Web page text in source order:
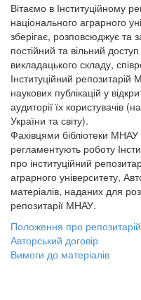
Вітаємо в Інституційному
національного аграрного
зберігає, розповсюджує та
постійний та вільний
викладацького складу,
Інституційний
наукових публікацій у
аудиторії їх користувачів
України та світу).
Фахівцями бібліотеки
регламентують роботу
про інституційний
аграрного університету,
матеріалів, наданих для
репозитарії МНАУ.
Положення про
Авторський договір
Вимоги до матеріалів